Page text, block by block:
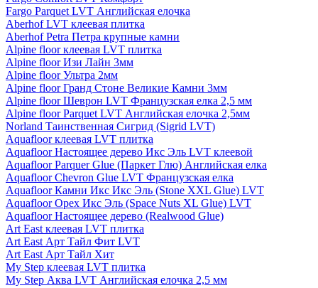
Fargo Parquet LVT Английская елочка
Aberhof LVT клеевая плитка
Aberhof Petra Петра крупные камни
Alpine floor клеевая LVT плитка
Alpine floor Изи Лайн 3мм
Alpine floor Ультра 2мм
Alpine floor Гранд Стоне Великие Камни 3мм
Alpine floor Шеврон LVT Французская елка 2,5 мм
Alpine floor Parquet LVT Английская елочка 2,5мм
Norland Таинственная Сигрид (Sigrid LVT)
Aquafloor клеевая LVT плитка
Aquafloor Настоящее дерево Икс Эль LVT клеевой
Aquafloor Parquer Glue (Паркет Глю) Английская елка
Aquafloor Chevron Glue LVT Французская елка
Aquafloor Камни Икс Икс Эль (Stone XXL Glue) LVT
Aquafloor Орех Икс Эль (Space Nuts XL Glue) LVT
Aquafloor Настоящее дерево (Realwood Glue)
Art East клеевая LVT плитка
Art East Арт Тайл Фит LVT
Art East Арт Тайл Хит
My Step клеевая LVT плитка
My Step Аква LVT Английская елочка 2,5 мм